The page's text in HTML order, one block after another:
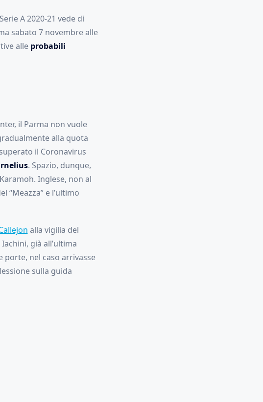
A 2020-21 vede di
sabato 7 novembre alle
alle probabili
il Parma non vuole
alla quota
il Coronavirus
. Spazio, dunque,
Inglese, non al
e l’ultimo
alla vigilia del
già all’ultima
porte, nel caso arrivasse
sulla guida